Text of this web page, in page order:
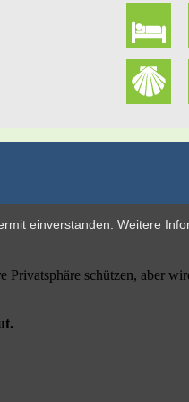
einverstanden. Weitere